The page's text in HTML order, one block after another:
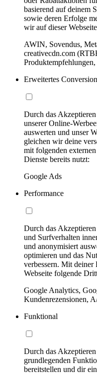
basierend auf deinem
sowie deren Erfolge
wir auf dieser
AWIN, Sovendus,
creativecdn.com
Erweitertes
Durch das
unserer Online-
auswerten und unser
gleichen wir deine
mit folgenden
Dienste bereits nutzt:
Google Ads
Performance
Durch das
und Surfverhalten
und anonymisiert
optimieren und das
verbessern. Mit
Webseite folgende
Google Analytics,
Kundenrezensionen,
Funktional
Durch das
grundlegenden
bereitstellen und dir